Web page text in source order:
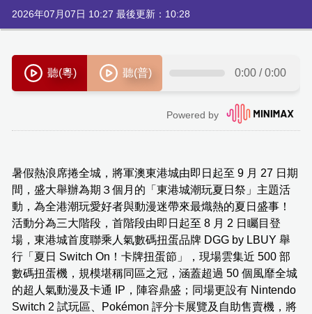
2026年07月07日 10:27 最後更新：10:28
暑假熱浪席捲全城，將軍澳東港城由即日起至 9 月 27 日期
間，盛大舉辦為期３個月的「東港城潮玩夏日祭」主題活
動，為全港潮玩愛好者與動漫迷帶來最熾熱的夏日盛事！
活動分為三大階段，首階段由即日起至 8 月 2 日矚目登
場，東港城首度聯乘人氣數碼扭蛋品牌 DGG by LBUY 舉
行「夏日 Switch On！卡牌扭蛋節」，現場雲集近 500 部
數碼扭蛋機，規模堪稱同區之冠，涵蓋超過 50 個風靡全城
的超人氣動漫及卡通 IP，陣容鼎盛；同場更設有 Nintendo
Switch 2 試玩區、Pokémon 評分卡展覽及自助售賣機，將